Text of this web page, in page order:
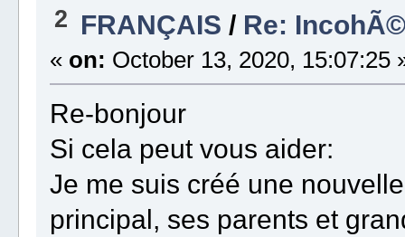
2 FRANÇAIS / Re:
« on: October 13, 2020, 15:07:25
Re-bonjour
Si cela peut vous aider:
Je me suis créé une
principal, ses parents et